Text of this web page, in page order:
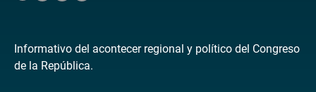
Informativo del acontecer regional y político del Congreso
de la República.